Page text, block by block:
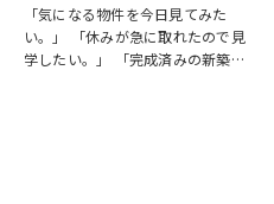
「気になる物件を今日見てみた
い。」 「休みが急に取れたので見
学したい。」 「完成済みの新築を